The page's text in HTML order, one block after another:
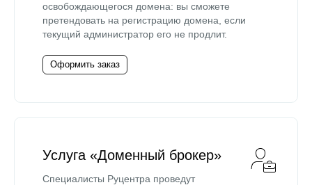
освобождающегося домена: вы сможете
претендовать на регистрацию домена, если
текущий администратор его не продлит.
Оформить заказ
Услуга «Доменный брокер»
Специалисты Руцентра проведут